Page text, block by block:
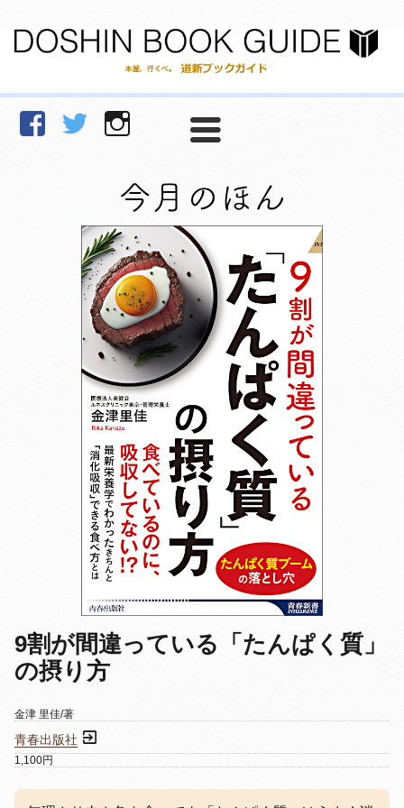
facebookTwitter Instagram
9割が間違っている「たんぱく質」
の摂り方
金津 里佳/著
青春出版社
1,100円